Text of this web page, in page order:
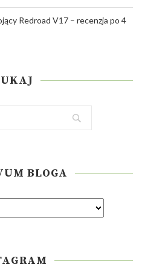
Redroad V17 – recenzja po 4
BLOGA